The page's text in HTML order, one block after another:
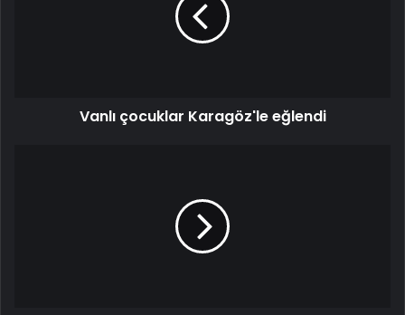
Vanlı çocuklar Karagöz'le eğlendi